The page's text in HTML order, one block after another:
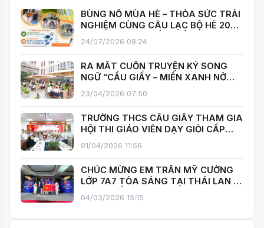
BÙNG NỔ MÙA HÈ – THỎA SỨC TRẢI
NGHIỆM CÙNG CÂU LẠC BỘ HÈ 2026
TRƯỜNG THCS CẦU GIẤY!
24/07/2026 08:24
RA MẮT CUỐN TRUYỆN KÝ SONG
NGỮ “CẦU GIẤY – MIỀN XANH NỞ
HOA”, KHÁNH THÀNH THƯ VIỆN MỞ,
LAN TOẢ VĂN HOÁ ĐỌC
23/04/2026 07:50
TRƯỜNG THCS CẦU GIẤY THAM GIA
HỘI THI GIÁO VIÊN DẠY GIỎI CẤP
TRUNG HỌC CƠ SỞ PHƯỜNG YÊN
HOÀ
01/04/2026 11:56
CHÚC MỪNG EM TRẦN MỸ CƯỜNG
LỚP 7A7 TỎA SÁNG TẠI THÁI LAN –
MANG VỀ HUY CHƯƠNG BẠC TOÁN
QUỐC TẾ ITMC 2026
04/03/2026 15:15